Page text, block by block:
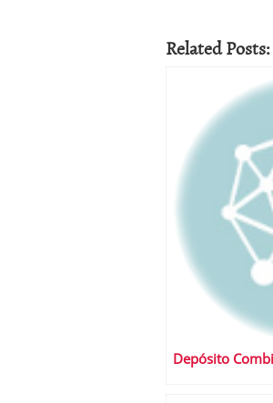
Related Posts:
Depósito